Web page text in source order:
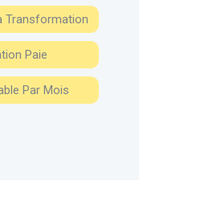
Transformation
Paie
Par Mois